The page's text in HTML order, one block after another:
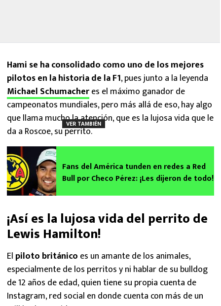
Hami se ha consolidado como uno de los mejores
pilotos en la historia de la F1, pues junto a la leyenda
Michael Schumacheres el máximo ganador de
campeonatos mundiales, pero más allá de eso, hay algo
que llama mucho la atención, que es la lujosa vida que le
da a Roscoe, su perrito.
VER TAMBIÉN
Fans del América tunden en redes a Red
Bull por Checo Pérez: ¡Les dijeron de todo!
¡Así es la lujosa vida del perrito de
Lewis Hamilton!
El piloto británico es un amante de los animales,
especialmente de los perritos y ni hablar de su bulldog
de 12 años de edad, quien tiene su propia cuenta de
Instagram, red social en donde cuenta con más de un